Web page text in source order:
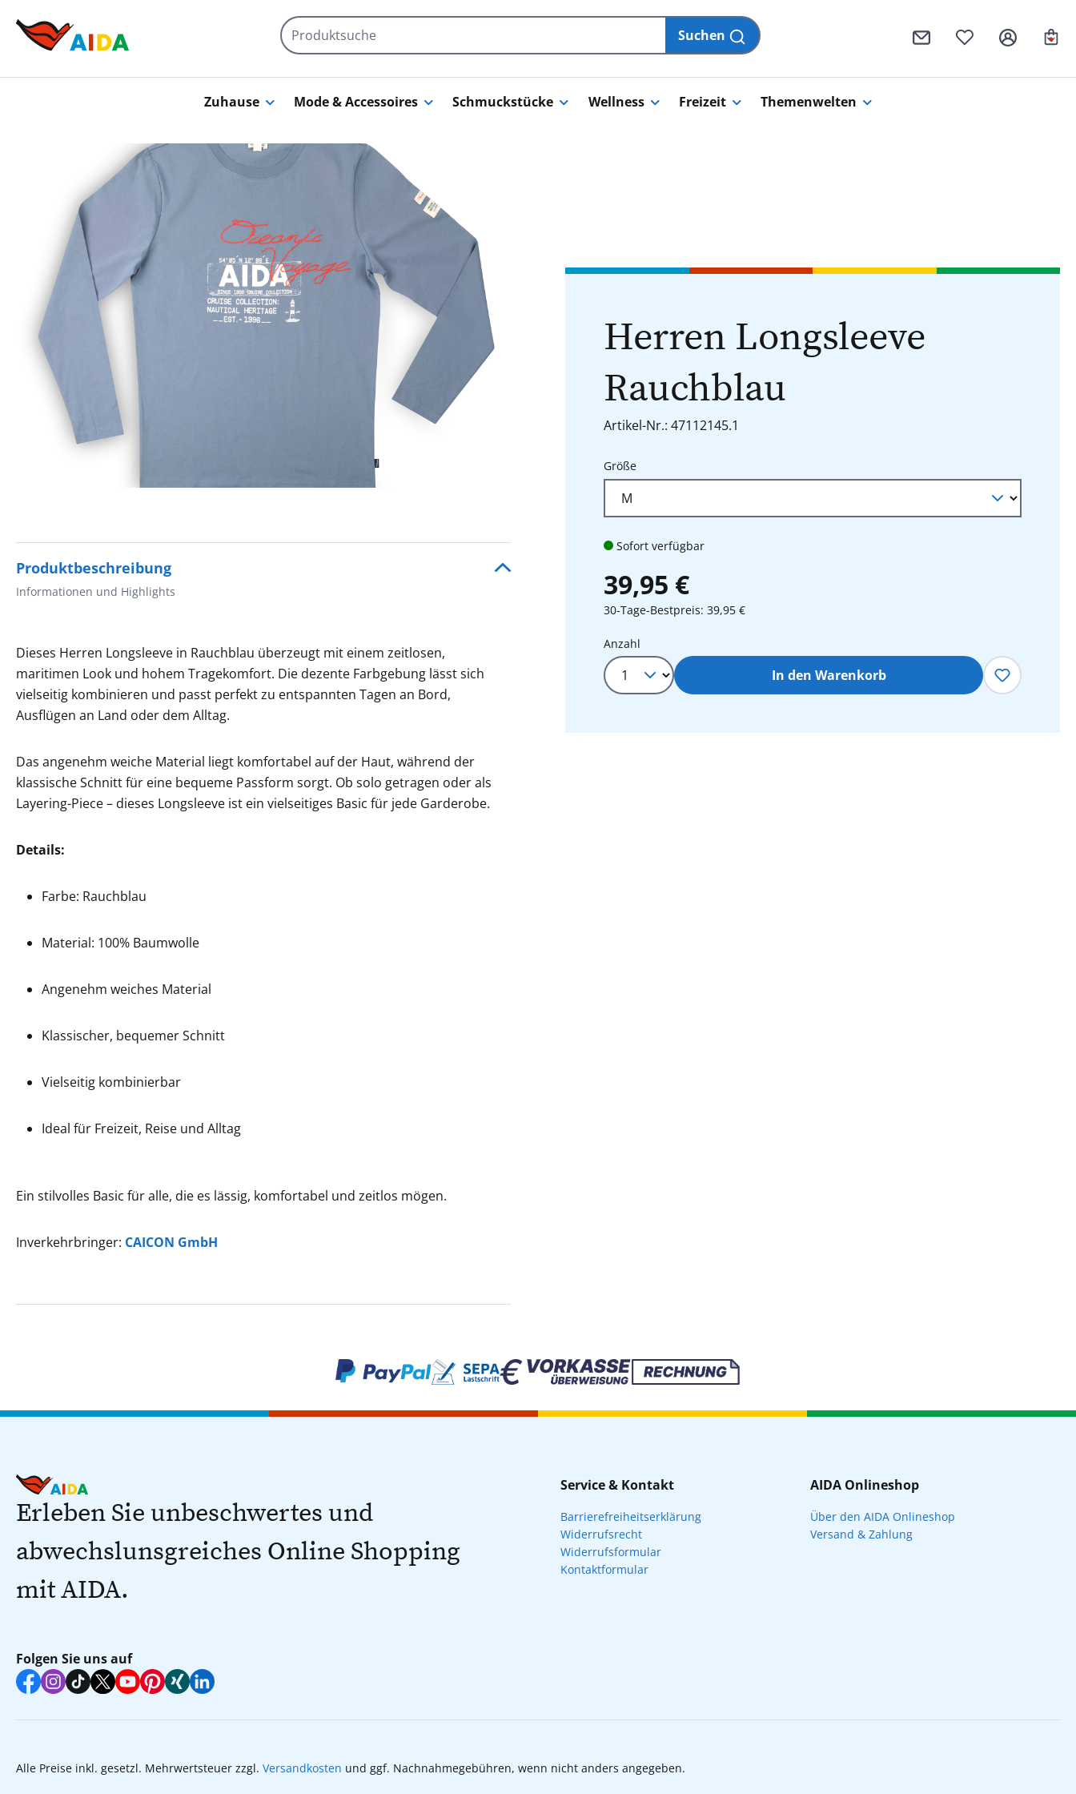
Suchen
Zuhause Mode & Accessoires Schmuckstücke Wellness Freizeit Themenwelten
Herren Longsleeve
Rauchblau
Artikel-Nr.: 47112145.1
Größeauswählen
Sofort verfügbar
39,95 €
30-Tage-Bestpreis: 39,95 €
Produkt Anzahl: Gib den gewünschten Wert ein
Anzahl
In den Warenkorb
Bildergalerie überspringen
Produktbeschreibung
Informationen und Highlights
Dieses Herren Longsleeve in Rauchblau überzeugt mit einem zeitlosen,
maritimen Look und hohem Tragekomfort. Die dezente Farbgebung lässt sich
vielseitig kombinieren und passt perfekt zu entspannten Tagen an Bord,
Ausflügen an Land oder dem Alltag.
Das angenehm weiche Material liegt komfortabel auf der Haut, während der
klassische Schnitt für eine bequeme Passform sorgt. Ob solo getragen oder als
Layering-Piece – dieses Longsleeve ist ein vielseitiges Basic für jede Garderobe.
Details:
Farbe: Rauchblau
Material: 100% Baumwolle
Angenehm weiches Material
Klassischer, bequemer Schnitt
Vielseitig kombinierbar
Ideal für Freizeit, Reise und Alltag
Ein stilvolles Basic für alle, die es lässig, komfortabel und zeitlos mögen.
Inverkehrbringer: CAICON GmbH
Erleben Sie unbeschwertes und
abwechslunsgreiches Online Shopping
mit AIDA.
Folgen Sie uns auf
Service & Kontakt
Barrierefreiheitserklärung
Widerrufsrecht
Widerrufsformular
Kontaktformular
AIDA Onlineshop
Über den AIDA Onlineshop
Versand & Zahlung
Alle Preise inkl. gesetzl. Mehrwertsteuer zzgl. Versandkosten und ggf. Nachnahmegebühren, wenn nicht anders angegeben.